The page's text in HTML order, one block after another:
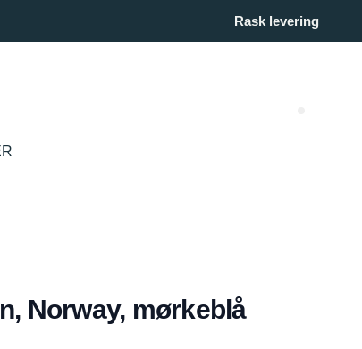
Rask levering
Norway, mørkeblå